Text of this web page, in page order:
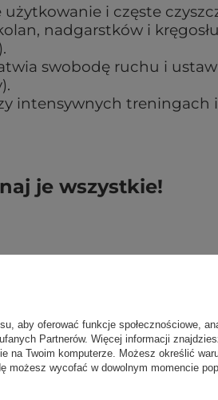
i częste
nadgarstków i
).
swobodę ruchu i
intensywnych treningach i
je wszystkie!
aby oferować funkcje społecznościowe,
Partnerów. Więcej informacji
na Twoim komputerze. Możesz określić
możesz wycofać w dowolnym momencie